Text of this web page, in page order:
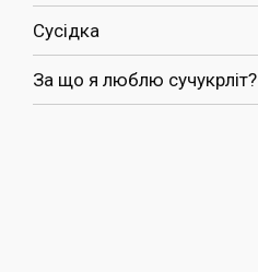
Сусідка
За що я люблю сучукрліт?